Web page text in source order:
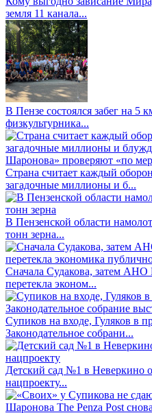
земля 11 канала...
В Пензе состоялся забег на
физкультурника...
Страна считает каждый
загадочные миллионы и б...
В Пензенской области
тонн зерна...
Сначала Судакова, затем
перетекла эконом...
Супиков на входе, Гуляков в
Законодательное собрани...
Детский сад №1 в Неверкино
нацпроекту...